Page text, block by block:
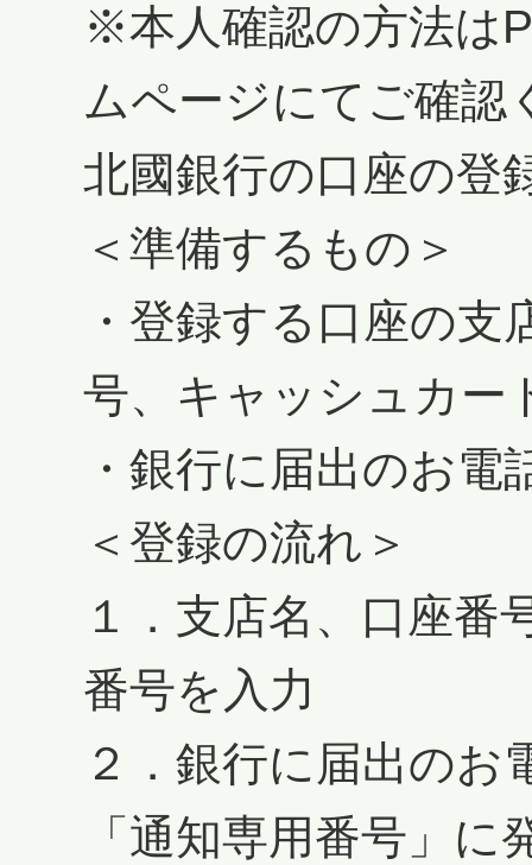
※本人確認の方法は
ムページにてご確認
北國銀行の口座の登
＜準備するもの＞
・登録する口座の
号、キャッシュカー
・銀行に届出のお電
＜登録の流れ＞
１．支店名、口座番
番号を入力
２．銀行に届出のお
「通知専用番号」に